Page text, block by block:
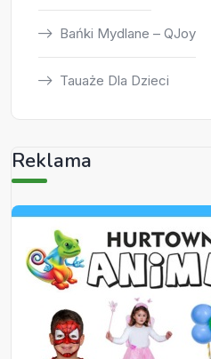
Bańki Mydlane – QJoy
Tauaże Dla Dzieci
Reklama